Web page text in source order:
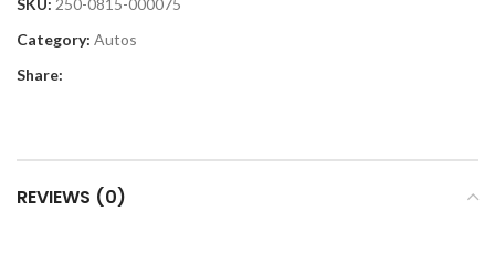
Category: Autos
Share:
REVIEWS (0)